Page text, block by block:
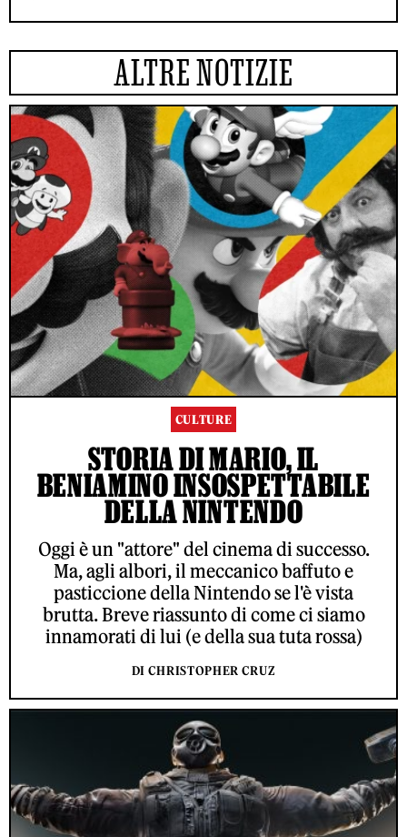
ALTRE NOTIZIE
CULTURE
STORIA DI MARIO, IL
BENIAMINO INSOSPETTABILE
DELLA NINTENDO
Oggi è un "attore" del cinema di successo.
Ma, agli albori, il meccanico baffuto e
pasticcione della Nintendo se l'è vista
brutta. Breve riassunto di come ci siamo
innamorati di lui (e della sua tuta rossa)
DI CHRISTOPHER CRUZ